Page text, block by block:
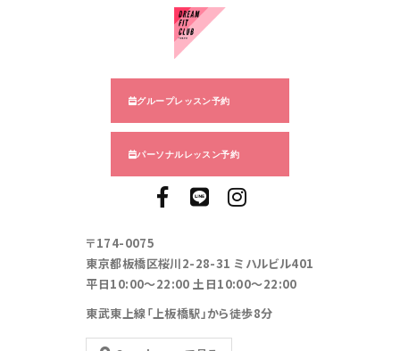
〒174-0075
東京都板橋区桜川2-28-31 ミハルビル401
平日10:00～22:00 土日10:00～22:00
東武東上線「上板橋駅」から徒歩8分
グループレッスン予約
パーソナルレッスン予約